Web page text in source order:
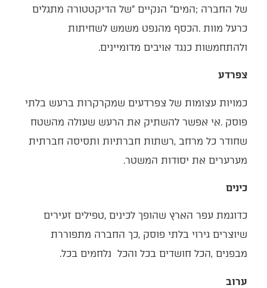
‬של‭ ‬החברה‭; ‬המים‭ ‬‮"‬הנקיים‮"‬‭ ‬של‭ ‬הדיקטטורה‭ ‬מתגלים‭
‬ולהתחמשות‭ ‬כנגד‭ ‬אויבים‭ ‬מדומיינים‭.‬
צפרדע
כמויות‭ ‬עצומות‭ ‬של‭ ‬צפרדעים‭ ‬שמקרקרות‭ ‬ברעש‭ ‬בלתי‭
‬מערערים‭ ‬את‭ ‬יסודות‭ ‬המשטר‭.‬
כינים
כדוגמת‭ ‬עפר‭ ‬הארץ‭ ‬שהופך‭ ‬לכינים‭, ‬טפילים‭ ‬זעירים‭
‬שיוצרים‭ ‬גירוי‭ ‬בלתי‭ ‬פוסק‭, ‬כך‭ ‬החברה‭ ‬מתפוררת‭
‬מבפנים‭, ‬הכל‭ ‬חושדים‭ ‬בכל‭ ‬והכל‭
‬נלחמים‭ ‬בכל‭.‬
ערוב